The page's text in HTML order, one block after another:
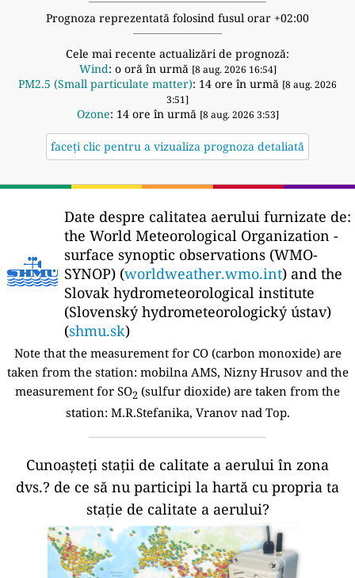
Prognoza reprezentată folosind fusul orar +02:00
Cele mai recente actualizări de prognoză:
Wind: o oră în urmă [8 aug. 2026 16:54]
PM2.5 (Small particulate matter): 14 ore în urmă [8 aug. 2026
3:51]
Ozone: 14 ore în urmă [8 aug. 2026 3:53]
faceți clic pentru a vizualiza prognoza detaliată
Date despre calitatea aerului furnizate de:
the World Meteorological Organization -
surface synoptic observations (WMO-
SYNOP) (worldweather.wmo.int) and the
Slovak hydrometeorological institute
(Slovenský hydrometeorologický ústav)
(shmu.sk)
Note that the measurement for CO (carbon monoxide) are
taken from the station: mobilna AMS, Nizny Hrusov and the
measurement for SO2 (sulfur dioxide) are taken from the
station: M.R.Stefanika, Vranov nad Top.
Cunoașteți stații de calitate a aerului în zona
dvs.? de ce să nu participi la hartă cu propria ta
stație de calitate a aerului?